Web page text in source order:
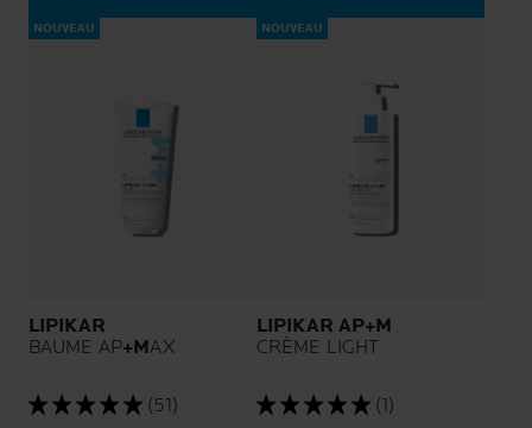
tendance à l'eczéma atopique.
NOUVEAU
LIPIKAR
BAUME AP+MAX
(51)
NOUVEAU
LIPIKAR AP+M
CRÈME LIGHT
(1)